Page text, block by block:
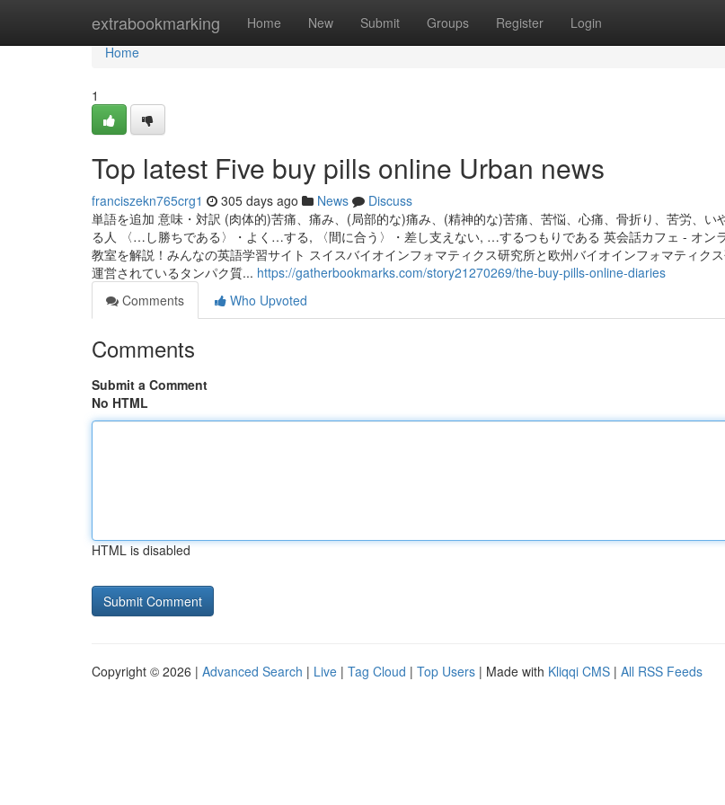
extrabookmarking Home New Submit Groups Register Login
Home
Home
1
Top latest Five buy pills online Urban news
franciszekn765crg1 305 days ago News
Discuss
単語を追加 意味・対訳 (肉体的)苦痛、痛み、(局部的な)痛み、(精神的な)苦痛、苦悩、心痛、骨折り、苦労、い
る人 〈…し勝ちである〉・よく…する, 〈間に合う〉・差し支えない, …するつもりである 英会話カフェ - オン
教室を解説！みんなの英語学習サイト スイスバイオインフォマティクス研究所と欧州バイオインフォマティク
運営されているタンパク質... https://gatherbookmarks.com/story21270269/the-buy-pills-online-diaries
Comments
Who Upvoted
Comments
Submit a Comment
No HTML
HTML is disabled
Copyright © 2026 | Advanced Search | Live | Tag Cloud | Top Users | Made with Kliqqi CMS | All RSS Feeds